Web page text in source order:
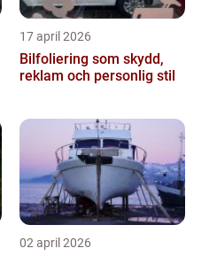
17 april 2026
Bilfoliering som skydd,
reklam och personlig stil
02 april 2026